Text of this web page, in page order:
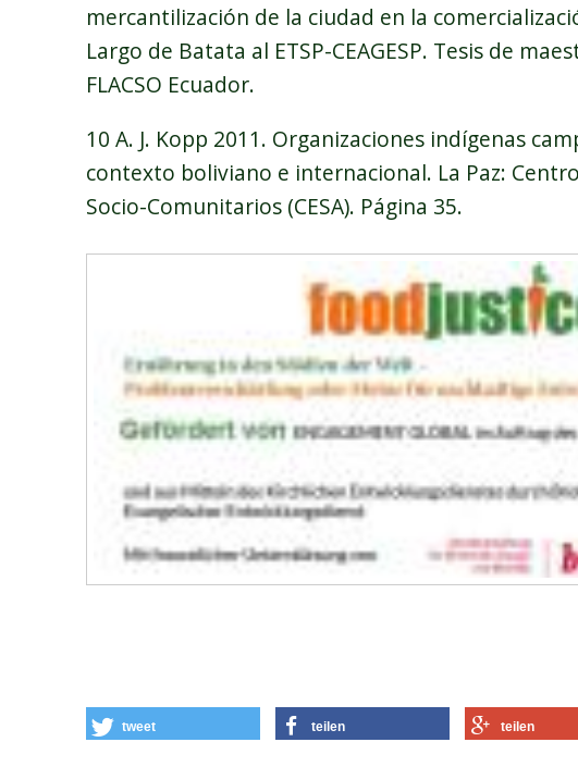
mercantilización de la ciudad en la
Largo de Batata al ETSP-CEAGESP. Tesis de
FLACSO Ecuador.
10 A. J. Kopp 2011. Organizaciones indígenas
contexto boliviano e internacional. La Paz:
Socio-Comunitarios (CESA). Página 35.
tweet teilen teilen